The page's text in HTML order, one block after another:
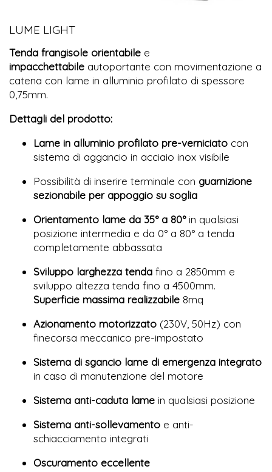
LUME LIGHT
Tenda frangisole orientabile e
impacchettabile autoportante con movimentazione a
catena con lame in alluminio profilato di spessore
0,75mm.
Dettagli del prodotto:
Lame in alluminio profilato pre-verniciato con
sistema di aggancio in acciaio inox visibile
Possibilità di inserire terminale con guarnizione
sezionabile per appoggio su soglia
Orientamento lame da 35° a 80°in qualsiasi
posizione intermedia e da 0° a 80° a tenda
completamente abbassata
Sviluppo larghezza tenda fino a 2850mm e
sviluppo altezza tenda fino a 4500mm.
Superficie massima realizzabile 8mq
Azionamento motorizzato (230V, 50Hz) con
finecorsa meccanico pre-impostato
Sistema di sgancio lame di emergenza integrato
in caso di manutenzione del motore
Sistema anti-caduta lame in qualsiasi posizione
Sistema anti-sollevamento e anti-
schiacciamento integrati
Oscuramento eccellente